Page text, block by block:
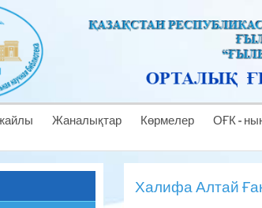
Жаналықтар Көрмелер ОҒК -
Халифа Алтай